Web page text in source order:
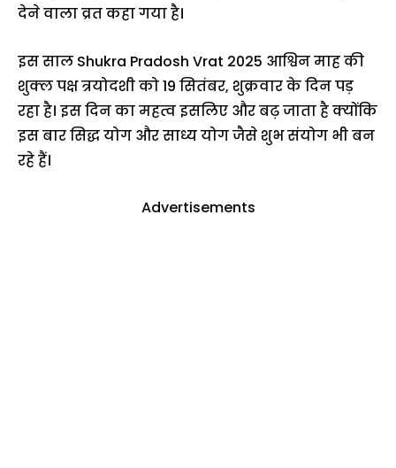
देने वाला व्रत कहा गया है।
इस साल Shukra Pradosh Vrat 2025 आश्विन माह की
शुक्ल पक्ष त्रयोदशी को 19 सितंबर, शुक्रवार के दिन पड़
रहा है। इस दिन का महत्व इसलिए और बढ़ जाता है क्योंकि
इस बार सिद्ध योग और साध्य योग जैसे शुभ संयोग भी बन
रहे हैं।
Advertisements